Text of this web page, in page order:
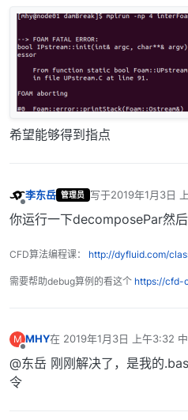
希望能够得到指点
李东岳 管理员 写于2019年1月3日
最后由 编辑
你运行一下decomposePar然
CFD算法编程课： http://dyfluid.com/
需要帮助debug算例的看这个 https://cfd-
M MHY在 2019年1月3日 上午3:32
最后由 编辑
@东岳 刚刚解决了，是我的
令